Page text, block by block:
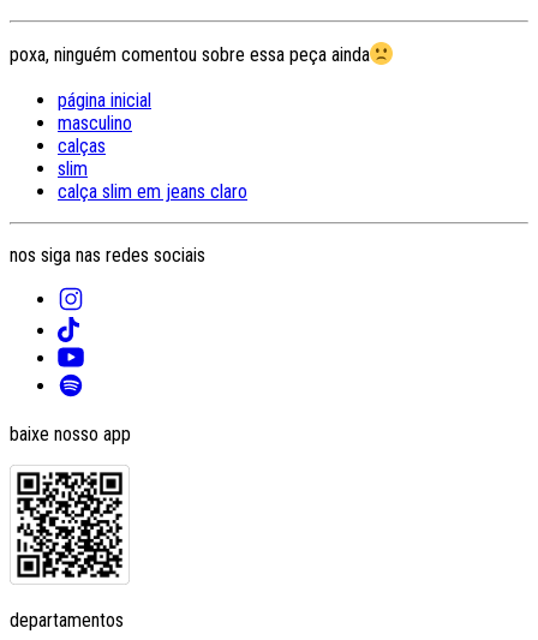
poxa, ninguém comentou sobre essa peça ainda
página inicial
masculino
calças
slim
calça slim em jeans claro
nos siga nas redes sociais
baixe nosso app
departamentos